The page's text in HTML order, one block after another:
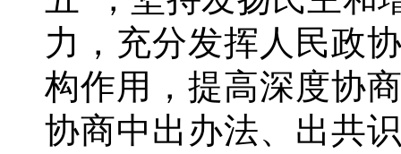
力，充分发挥人民政
构作用，提高深度协
协商中出办法、出共